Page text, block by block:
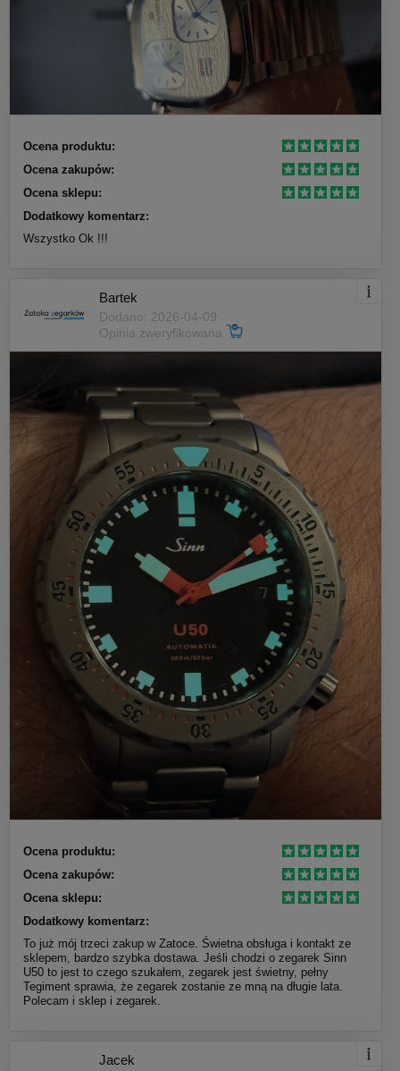
Ocena produktu:
Ocena zakupów:
Ocena sklepu:
Dodatkowy komentarz:
Wszystko Ok !!!
Bartek
Dodano: 2026-04-09
Opinia zweryfikowana
Ocena produktu:
Ocena zakupów:
Ocena sklepu:
Dodatkowy komentarz:
To już mój trzeci zakup w Zatoce. Świetna obsługa i kontakt ze
sklepem, bardzo szybka dostawa. Jeśli chodzi o zegarek Sinn
U50 to jest to czego szukałem, zegarek jest świetny, pełny
Tegiment sprawia, że zegarek zostanie ze mną na długie lata.
Polecam i sklep i zegarek.
Jacek